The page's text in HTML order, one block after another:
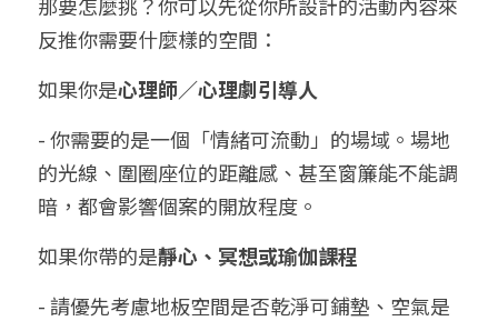
反推你需要什麼樣的空間：
如果你是心理師／心理劇引導人
- 你需要的是一個「情緒可流動」的場域。場地
的光線、圍圈座位的距離感、甚至窗簾能不能調
暗，都會影響個案的開放程度。
如果你帶的是靜心、冥想或瑜伽課程
- 請優先考慮地板空間是否乾淨可鋪墊、空氣是